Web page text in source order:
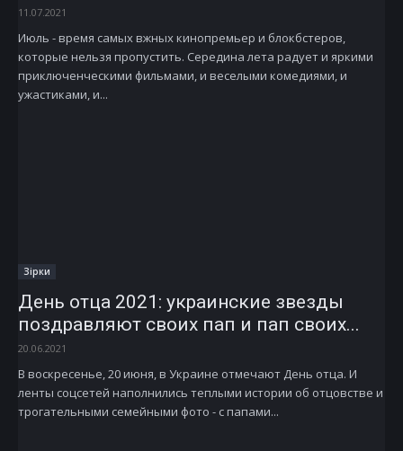
11.07.2021
Июль - время самых вжных кинопремьер и блокбстеров,
которые нельзя пропустить. Середина лета радует и яркими
приключенческими фильмами, и веселыми комедиями, и
ужастиками, и...
Зірки
День отца 2021: украинские звезды
поздравляют своих пап и пап своих...
20.06.2021
В воскресенье, 20 июня, в Украине отмечают День отца. И
ленты соцсетей наполнились теплыми истории об отцовстве и
трогательными семейными фото - с папами...